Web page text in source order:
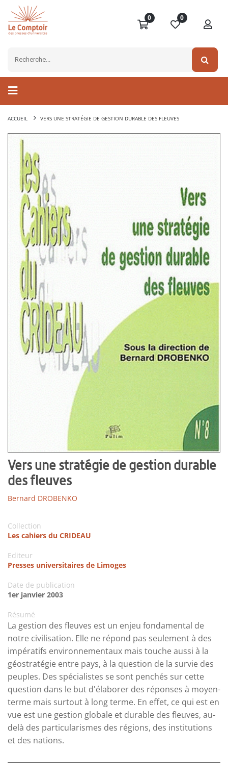
0 0
ACCUEIL VERS UNE STRATÉGIE DE GESTION DURABLE DES FLEUVES
Vers une stratégie de gestion durable
des fleuves
Bernard DROBENKO
Collection
Les cahiers du CRIDEAU
Editeur
Presses universitaires de Limoges
Date de publication
1er janvier 2003
Résumé
La gestion des fleuves est un enjeu fondamental de
notre civilisation. Elle ne répond pas seulement à des
impératifs environnementaux mais touche aussi à la
géostratégie entre pays, à la question de la survie des
peuples. Des spécialistes se sont penchés sur cette
question dans le but d'élaborer des réponses à moyen-
terme mais surtout à long terme. En effet, ce qui est en
vue est une gestion globale et durable des fleuves, au-
delà des particularismes des régions, des institutions
et des nations.